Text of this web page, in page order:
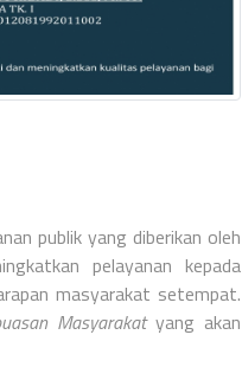
publik yang diberikan oleh
pelayanan kepada
masyarakat setempat.
Masyarakatyang akan